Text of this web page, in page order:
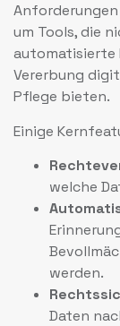
um Tools, die
automatisierte
Vererbung
Pflege bieten.
Einige
welche
werden.
Daten